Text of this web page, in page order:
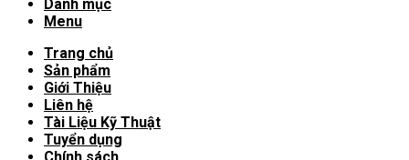
Danh mục
Menu
Trang chủ
Sản phẩm
Giới Thiệu
Liên hệ
Tài Liệu Kỹ Thuật
Tuyển dụng
Chính sách